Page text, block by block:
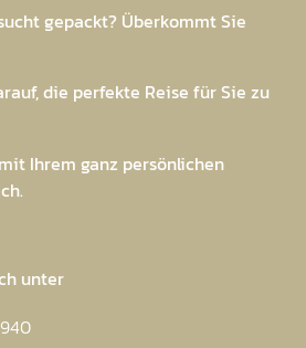
gepackt? Überkommt Sie
die perfekte Reise für Sie zu
Ihrem ganz persönlichen
unter